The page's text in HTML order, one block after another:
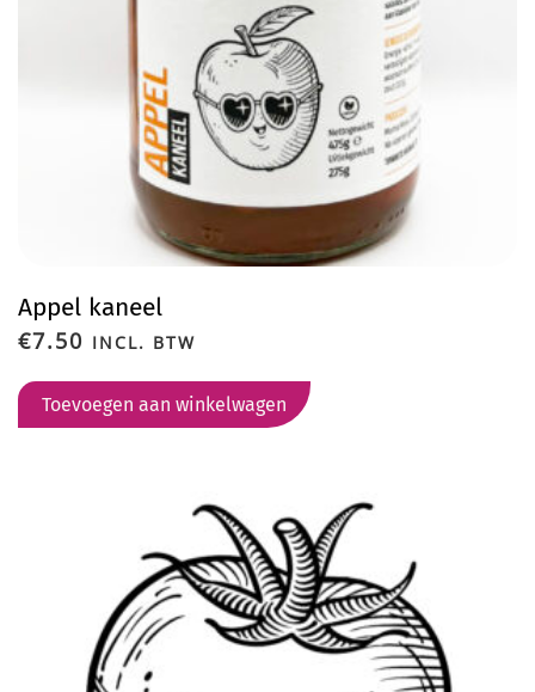
Appel kaneel
€7.50 INCL. BTW
Toevoegen aan winkelwagen